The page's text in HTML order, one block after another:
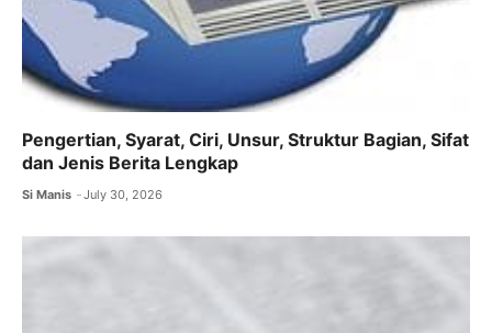
Pengertian, Syarat, Ciri, Unsur, Struktur Bagian, Sifat
dan Jenis Berita Lengkap
Si Manis July 30, 2026